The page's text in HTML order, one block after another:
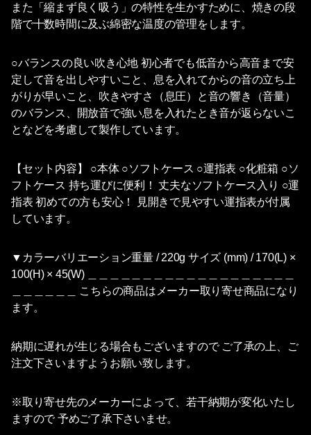
また「縮まず良く吸う」の特性を生かすために、焼きの段
階で十数時間に及ぶ綿密な温度の管理をします。
○バランスの良い吹き心地 初心者でも低音から高音まで安
定して音を出しやすいこと、息を入れてからの音の立ち上
がりが早いこと、吹きやすさ（息圧）と音の響き（音量）
のバランス、開放音で強い息を入れたとき音が返らないこ
となどを考慮して製作しています。
【セット内容】 ○本体 ○ソフトケース ○運指表 ○化粧箱 ○ソ
フトケース 持ち運びに便利！ 丈夫なソフトケース入り ○運
指表 初めての方も安心！ 見開きで見やすい運指表が付属
しています。
▼カラーバリエーション重量 / 220g サイズ (mm) / 170(L) ×
100(H) × 45(W) ＿＿＿＿＿＿＿＿＿＿＿＿＿＿＿＿＿＿＿
＿＿＿＿＿＿ こちらの商品はメーカー取り寄せ商品になり
ます。
納期に遅れが生じる場合もございますので ご了承の上、ご
注文下さいますようお願い致します。
※取り寄せ先のメーカーによって、若干納期が変化いたし
ますので 予めご了承下さいませ。